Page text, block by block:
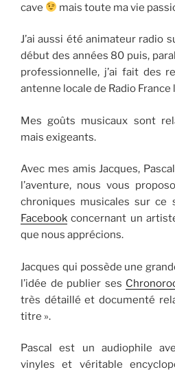
cave
mais toute ma vie
J’ai aussi été animateur radio
début des années 80 puis,
professionnelle, j’ai fait des
antenne locale de Radio France
Mes goûts musicaux sont
mais exigeants.
Avec mes amis Jacques,
l’aventure, nous vous
chroniques musicales sur
Facebook concernant un
que nous apprécions.
Jacques qui possède une
l’idée de publier ses
très détaillé et documenté
titre ».
Pascal est un audiophile
vinyles et véritable